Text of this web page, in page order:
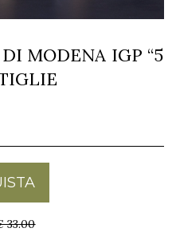
MODENA IGP “5
33.00